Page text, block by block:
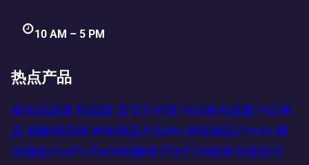
10 AM – 5 PM
热点产品
碳化硅晶圆 硅晶圆 蓝宝石衬底 YAG激光晶圆 YSZ单
晶 铌酸锂晶体 砷化镓晶片GaAs 砷化铟晶片InAs 磷
化铟晶片InP LiTaO3钽酸锂 ITO/FTO玻璃 外延硅片